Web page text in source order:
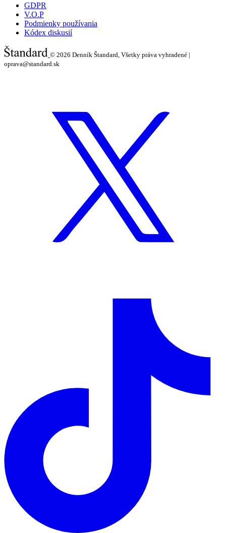
GDPR
V.O.P
Podmienky používania
Kódex diskusií
© 2026 Denník Štandard, Všetky práva vyhradené |
oprava@standard.sk